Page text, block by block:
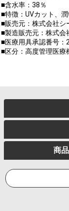
■含水率：38％
■特徴：UVカット、
■販売元：株式会社シ
■製造販売元：株式会
■医療用具承認番号
■区分：高度管理医療
商